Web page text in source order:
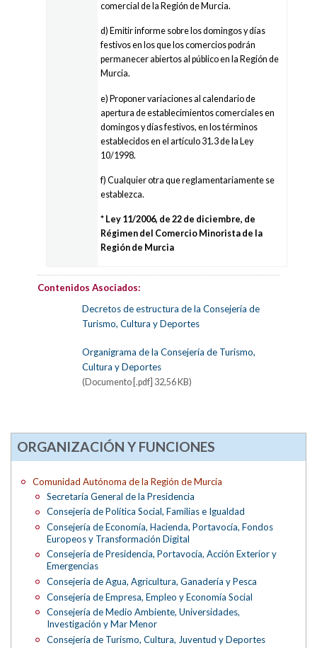
comercial de la Región de Murcia.
d) Emitir informe sobre los domingos y días
festivos en los que los comercios podrán
permanecer abiertos al público en la Región de
Murcia.
e) Proponer variaciones al calendario de
apertura de establecimientos comerciales en
domingos y días festivos, en los términos
establecidos en el artículo 31.3 de la Ley
10/1998.
f) Cualquier otra que reglamentariamente se
establezca.
* Ley 11/2006, de 22 de diciembre, de
Régimen del Comercio Minorista de la
Región de Murcia
Contenidos Asociados:
Decretos de estructura de la Consejería de
Turismo, Cultura y Deportes
Organigrama de la Consejería de Turismo,
Cultura y Deportes
(Documento [.pdf] 32,56 KB)
ORGANIZACIÓN Y FUNCIONES
Comunidad Autónoma de la Región de Murcia
Secretaría General de la Presidencia
Consejería de Política Social, Familias e Igualdad
Consejería de Economía, Hacienda, Portavocía, Fondos
Europeos y Transformación Digital
Consejería de Presidencia, Portavocía, Acción Exterior y
Emergencias
Consejería de Agua, Agricultura, Ganadería y Pesca
Consejería de Empresa, Empleo y Economía Social
Consejería de Medio Ambiente, Universidades,
Investigación y Mar Menor
Consejería de Turismo, Cultura, Juventud y Deportes